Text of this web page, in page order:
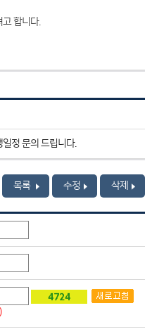
합니다.
정 문의 드립니다.
목록 수정 삭제